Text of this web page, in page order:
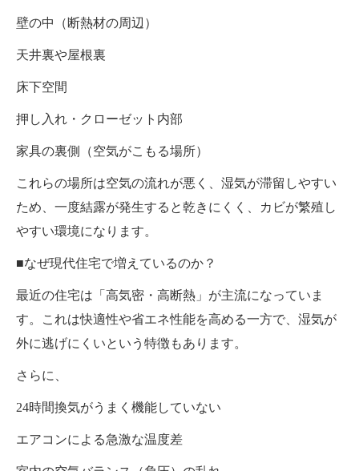
壁の中（断熱材の周辺）
天井裏や屋根裏
床下空間
押し入れ・クローゼット内部
家具の裏側（空気がこもる場所）
これらの場所は空気の流れが悪く、湿気が滞留しやすい
ため、一度結露が発生すると乾きにくく、カビが繁殖し
やすい環境になります。
■なぜ現代住宅で増えているのか？
最近の住宅は「高気密・高断熱」が主流になっていま
す。これは快適性や省エネ性能を高める一方で、湿気が
外に逃げにくいという特徴もあります。
さらに、
24時間換気がうまく機能していない
エアコンによる急激な温度差